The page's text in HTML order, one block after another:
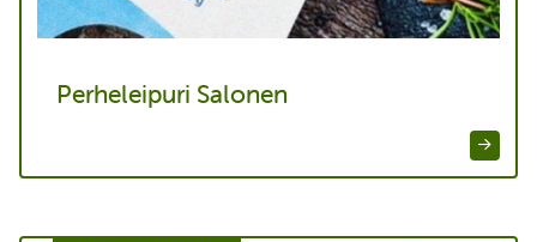
Perheleipuri Salonen